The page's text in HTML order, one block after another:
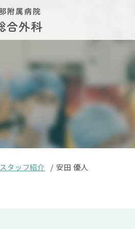
スタッフ紹介 / 安田 優人